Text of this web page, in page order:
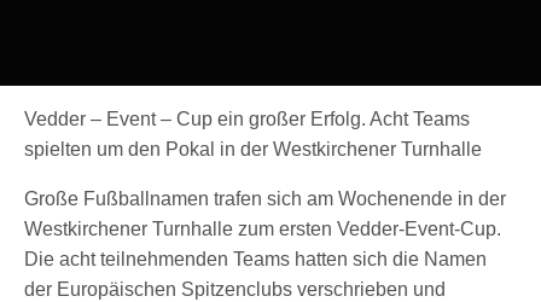
Vedder – Event – Cup ein großer Erfolg. Acht Teams
spielten um den Pokal in der Westkirchener Turnhalle
Große Fußballnamen trafen sich am Wochenende in der
Westkirchener Turnhalle zum ersten Vedder-Event-Cup.
Die acht teilnehmenden Teams hatten sich die Namen
der Europäischen Spitzenclubs verschrieben und